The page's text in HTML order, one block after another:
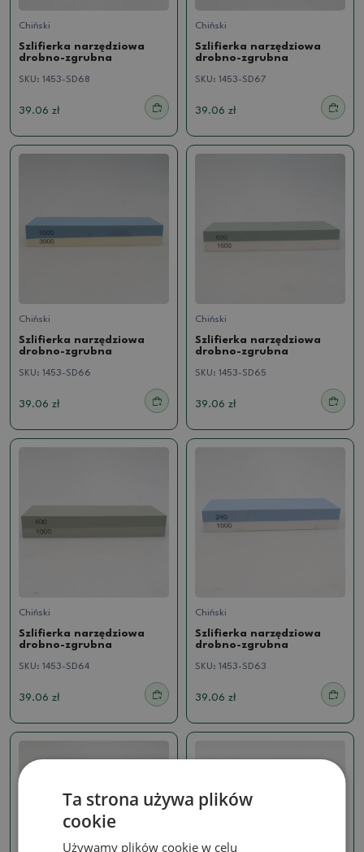
Chiński
Szlifierka narzędziowa
drobno-zgrubna
SKU: 1453-SD68
39.06 zł
Chiński
Szlifierka narzędziowa
drobno-zgrubna
SKU: 1453-SD67
39.06 zł
Chiński
Szlifierka narzędziowa
drobno-zgrubna
SKU: 1453-SD66
39.06 zł
Chiński
Szlifierka narzędziowa
drobno-zgrubna
SKU: 1453-SD65
39.06 zł
Chiński
Szlifierka narzędziowa
drobno-zgrubna
SKU: 1453-SD64
39.06 zł
Chiński
Szlifierka narzędziowa
drobno-zgrubna
SKU: 1453-SD63
39.06 zł
Ta strona używa plików
cookie
Używamy plików cookie w celu